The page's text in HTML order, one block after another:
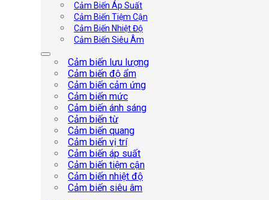
Cảm Biến Áp Suất
Cảm Biến Tiệm Cận
Cảm Biến Nhiệt Độ
Cảm Biến Siêu Âm
Cảm biến lưu lượng
Cảm biến độ ẩm
Cảm biến cảm ứng
Cảm biến mức
Cảm biến ánh sáng
Cảm biến từ
Cảm biến quang
Cảm biến vị trí
Cảm biến áp suất
Cảm biến tiệm cận
Cảm biến nhiệt độ
Cảm biến siêu âm